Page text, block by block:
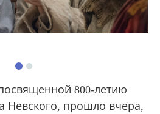
800-летию
Невского, прошло вчера,